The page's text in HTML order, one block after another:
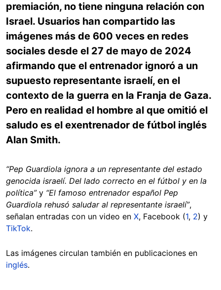
premiación, no tiene ninguna relación con
Israel. Usuarios han compartido las
imágenes más de 600 veces en redes
sociales desde el 27 de mayo de 2024
afirmando que el entrenador ignoró a un
supuesto representante israelí, en el
contexto de la guerra en la Franja de Gaza.
Pero en realidad el hombre al que omitió el
saludo es el exentrenador de fútbol inglés
Alan Smith.
“Pep Guardiola ignora a un representante del estado
genocida israelí. Del lado correcto en el fútbol y en la
política” y “El famoso entrenador español Pep
Guardiola rehusó saludar al representante israelí”,
señalan entradas con un video en X, Facebook (1, 2) y
TikTok.
Las imágenes circulan también en publicaciones en
inglés.